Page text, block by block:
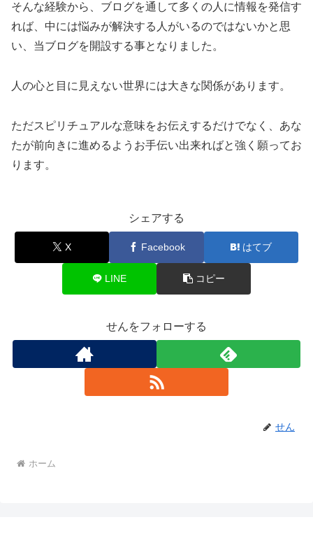
そんな経験から、ブログを通して多くの人に情報を発信す
れば、中には悩みが解決する人がいるのではないかと思
い、当ブログを開設する事となりました。
人の心と目に見えない世界には大きな関係があります。
ただスピリチュアルな意味をお伝えするだけでなく、あな
たが前向きに進めるようお手伝い出来ればと強く願ってお
ります。
シェアする
X Facebook はてブ
LINE コピー
せんをフォローする
せん
ホーム